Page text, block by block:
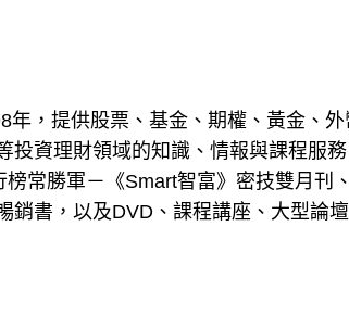
年，提供股票、基金、期權、黃金、
投資理財領域的知識、情報與課程服
榜常勝軍－《Smart智富》密技雙月
銷書，以及DVD、課程講座、大型論